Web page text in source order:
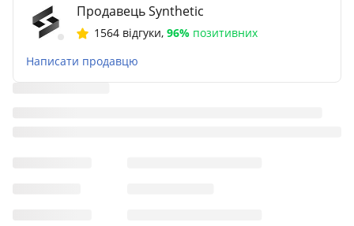
Продавець Synthetic
1564 відгуки, 96% позитивних
Написати продавцю